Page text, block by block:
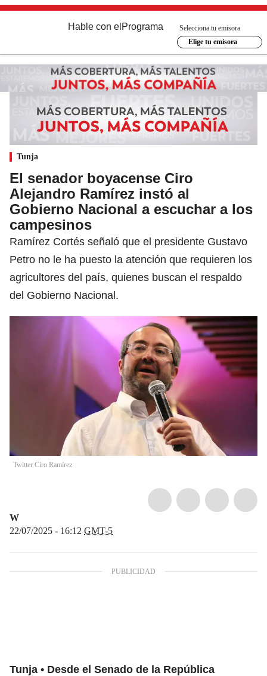
Hable con el Programa
Selecciona tu emisora
Elige tu emisora
Tunja
El senador boyacense Ciro
Alejandro Ramírez instó al
Gobierno Nacional a escuchar a los
campesinos
Ramírez Cortés señaló que el presidente Gustavo
Petro no le ha puesto la atención que requieren los
agricultores del país, quienes buscan el respaldo
del Gobierno Nacional.
Twitter Ciro Ramírez
W
22/07/2025 - 16:12 GMT-5
Tunja
Desde el Senado de la República